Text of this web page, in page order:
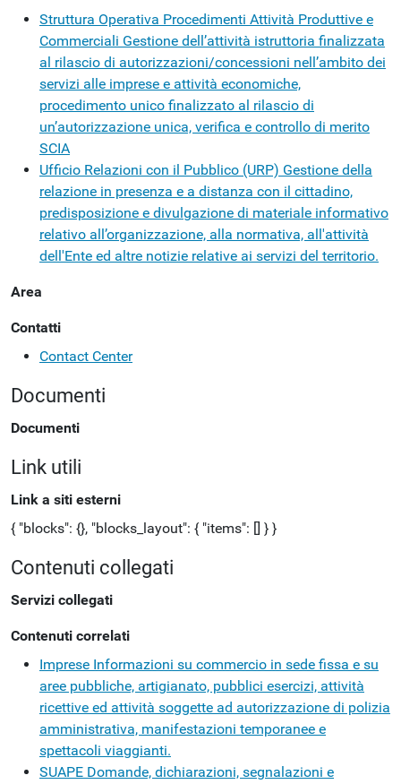
Struttura Operativa Procedimenti Attività Produttive e
Commerciali Gestione dell’attività istruttoria finalizzata
al rilascio di autorizzazioni/concessioni nell’ambito dei
servizi alle imprese e attività economiche,
procedimento unico finalizzato al rilascio di
un’autorizzazione unica, verifica e controllo di merito
SCIA
Ufficio Relazioni con il Pubblico (URP) Gestione della
relazione in presenza e a distanza con il cittadino,
predisposizione e divulgazione di materiale informativo
relativo all’organizzazione, alla normativa, all'attività
dell'Ente ed altre notizie relative ai servizi del territorio.
Area
Contatti
Contact Center
Documenti
Documenti
Link utili
Link a siti esterni
{ "blocks": {}, "blocks_layout": { "items": [] } }
Contenuti collegati
Servizi collegati
Contenuti correlati
Imprese Informazioni su commercio in sede fissa e su
aree pubbliche, artigianato, pubblici esercizi, attività
ricettive ed attività soggette ad autorizzazione di polizia
amministrativa, manifestazioni temporanee e
spettacoli viaggianti.
SUAPE Domande, dichiarazioni, segnalazioni e